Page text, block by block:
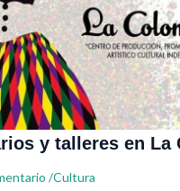
y talleres en La
/Cultura